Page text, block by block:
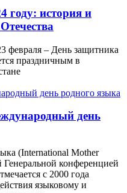
году: история и
февраля – День защитника
праздничным в
день
(International Mother
конференцией
с 2000 года
языковому и